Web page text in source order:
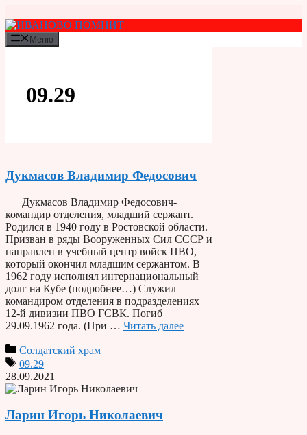
к
содержимому
Меню
09.29
Дукмасов Владимир Федосович
Дукмасов Владимир Федосович-
командир отделения, младший сержант.
Родился в 1940 году в Ростовской области.
Призван в ряды Вооруженных Сил СССР и
направлен в учебный центр войск ПВО,
который окончил младшим сержантом. В
1962 году исполнял интернациональный
долг на Кубе (подробнее…) Служил
командиром отделения в подразделениях
12-й дивизии ПВО ГСВК. Погиб
29.09.1962 года. (При … Читать далее
Солдатский храм
09.29
28.09.2021
Ларин Игорь Николаевич